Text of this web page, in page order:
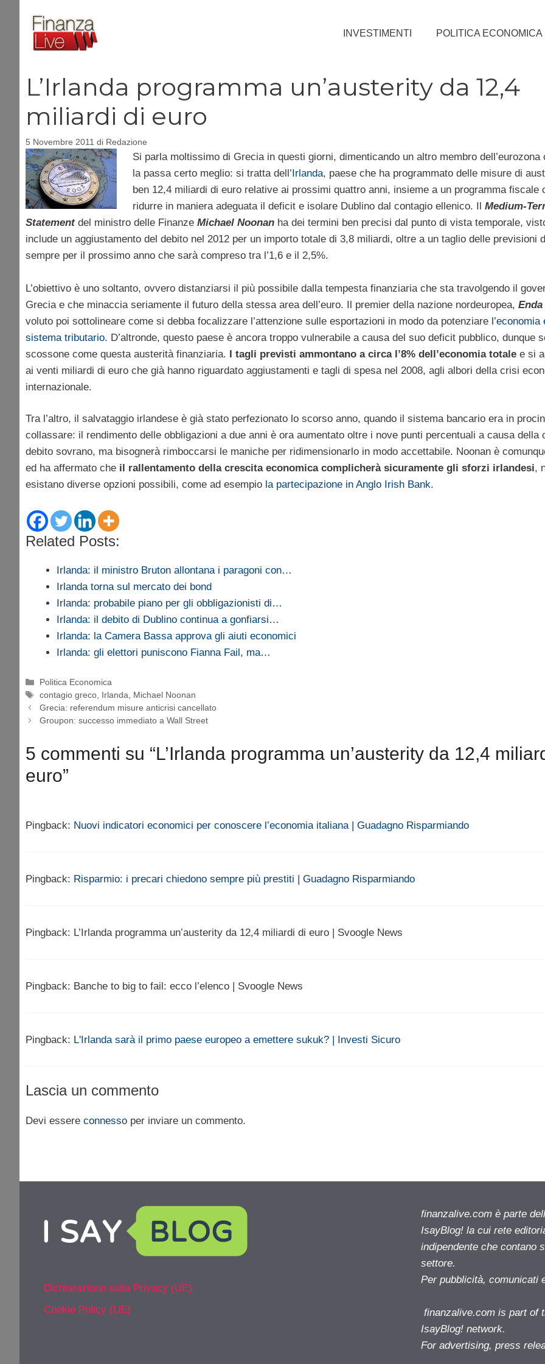
contenuto
INVESTIMENTI POLITICA ECONOMICA
L’Irlanda programma un’austerity da 12,4
miliardi di euro
5 Novembre 2011 di Redazione
Si parla moltissimo di Grecia in questi giorni, dimenticando un altro membro dell’eurozona
la passa certo meglio: si tratta dell’Irlanda, paese che ha programmato delle misure di
ben 12,4 miliardi di euro relative ai prossimi quattro anni, insieme a un programma fiscale
ridurre in maniera adeguata il deficit e isolare Dublino dal contagio ellenico. Il Medium-
Statementdel ministro delle Finanze Michael Noonan ha dei termini ben precisi dal punto di vista temporale,
include un aggiustamento del debito nel 2012 per un importo totale di 3,8 miliardi, oltre a un taglio delle previsioni
sempre per il prossimo anno che sarà compreso tra l’1,6 e il 2,5%.
L’obiettivo è uno soltanto, ovvero distanziarsi il più possibile dalla tempesta finanziaria che sta travolgendo il
Grecia e che minaccia seriamente il futuro della stessa area dell’euro. Il premier della nazione nordeuropea,
voluto poi sottolineare come si debba focalizzare l’attenzione sulle esportazioni in modo da potenziare l’economia
sistema tributario. D’altronde, questo paese è ancora troppo vulnerabile a causa del suo deficit pubblico, dunque
scossone come questa austerità finanziaria. I tagli previsti ammontano a circa l’8% dell’economia totale e si
ai venti miliardi di euro che già hanno riguardato aggiustamenti e tagli di spesa nel 2008, agli albori della crisi
internazionale.
Tra l’altro, il salvataggio irlandese è già stato perfezionato lo scorso anno, quando il sistema bancario era in
collassare: il rendimento delle obbligazioni a due anni è ora aumentato oltre i nove punti percentuali a causa della
debito sovrano, ma bisognerà rimboccarsi le maniche per ridimensionarlo in modo accettabile. Noonan è
ed ha affermato che il rallentamento della crescita economica complicherà sicuramente gli sforzi irlandesi,
esistano diverse opzioni possibili, come ad esempio la partecipazione in Anglo Irish Bank.
Related Posts:
Irlanda: il ministro Bruton allontana i paragoni con…
Irlanda torna sul mercato dei bond
Irlanda: probabile piano per gli obbligazionisti di…
Irlanda: il debito di Dublino continua a gonfiarsi…
Irlanda: la Camera Bassa approva gli aiuti economici
Irlanda: gli elettori puniscono Fianna Fail, ma…
Categorie
Politica Economica
Tag
contagio greco Irlanda
Michael Noonan
Grecia: referendum misure anticrisi cancellato
Groupon: successo immediato a Wall Street
5 commenti su “L’Irlanda programma un’austerity da 12,4
euro”
Pingback: Nuovi indicatori economici per conoscere l’economia italiana | Guadagno Risparmiando
Pingback: Risparmio: i precari chiedono sempre più prestiti | Guadagno Risparmiando
Pingback: L’Irlanda programma un’austerity da 12,4 miliardi di euro | Svoogle News
Pingback: Banche to big to fail: ecco l’elenco | Svoogle News
Pingback: L'Irlanda sarà il primo paese europeo a emettere sukuk? | Investi Sicuro
Lascia un commento
Devi essere connesso per inviare un commento.
Dichiarazione sulla Privacy (UE)
Cookie Policy (UE)
finanzalive.com è parte
IsayBlog! la cui rete
indipendente che contano
settore.
Per pubblicità, comunicati
finanzalive.com is part of
IsayBlog! network.
For advertising, press